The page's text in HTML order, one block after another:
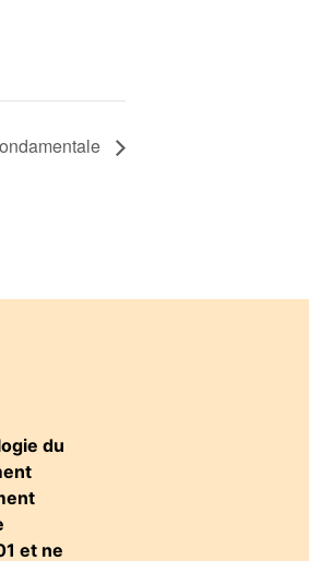
du
et ne